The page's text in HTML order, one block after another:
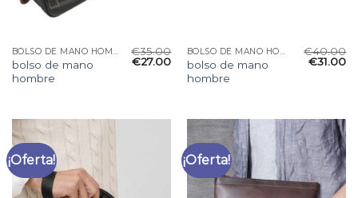
bolso de mano
hombre
€35.00
€27.00
bolso de mano
hombre
€40.00
€31.00
¡Oferta! ¡Oferta!